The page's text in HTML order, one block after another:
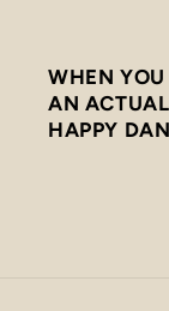
WHEN YOU
AN
HAPPY